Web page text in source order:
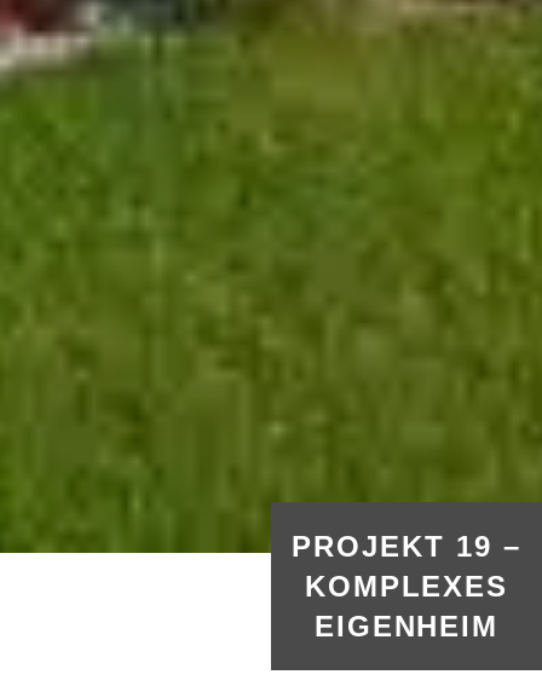
PROJEKT 19 –
KOMPLEXES
EIGENHEIM